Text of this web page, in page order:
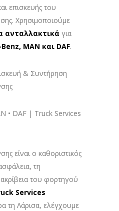
επισκευής του
Χρησιμοποιούμε
ανταλλακτικά για
MAN και DAF.
& Συντήρηση
• DAF | Truck Services
είναι ο καθοριστικός
τη
του φορτηγού
Services
τη Λάρισα, ελέγχουμε